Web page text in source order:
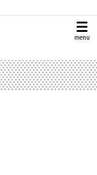
menu